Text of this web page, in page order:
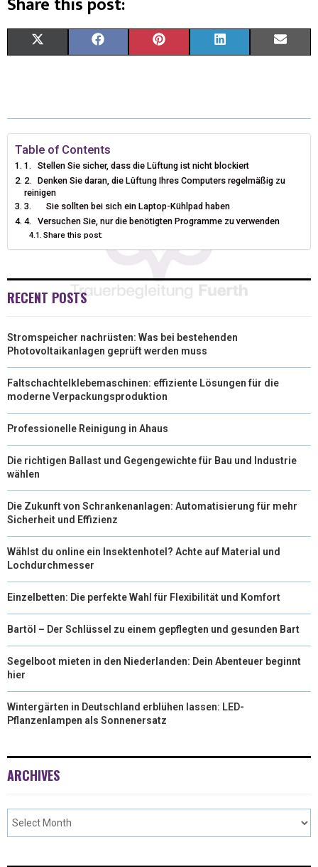
W
T
T
E
R
E
O
K
T
R
S
T
K
D
N
I
Table of Contents
1. Stellen Sie sicher, dass die Lüftung ist nicht blockiert
2. Denken Sie daran, die Lüftung Ihres Computers regelmäßig zu
reinigen
3. Sie sollten bei sich ein Laptop-Kühlpad haben
4. Versuchen Sie, nur die benötigten Programme zu verwenden
Share this post:
RECENT POSTS
Stromspeicher nachrüsten: Was bei bestehenden
Photovoltaikanlagen geprüft werden muss
Faltschachtelklebemaschinen: effiziente Lösungen für die
moderne Verpackungsproduktion
Professionelle Reinigung in Ahaus
Die richtigen Ballast und Gegengewichte für Bau und Industrie
wählen
Die Zukunft von Schrankenanlagen: Automatisierung für mehr
Sicherheit und Effizienz
Wählst du online ein Insektenhotel? Achte auf Material und
Lochdurchmesser
Einzelbetten: Die perfekte Wahl für Flexibilität und Komfort
Bartöl – Der Schlüssel zu einem gepflegten und gesunden Bart
Segelboot mieten in den Niederlanden: Dein Abenteuer beginnt
hier
Wintergärten in Deutschland erblühen lassen: LED-
Pflanzenlampen als Sonnenersatz
ARCHIVES